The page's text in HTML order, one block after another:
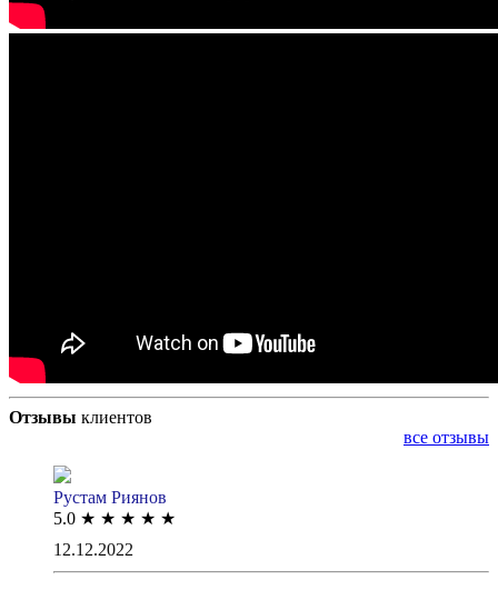
Отзывы клиентов
все отзывы
Рустам Риянов
5.0 ★ ★ ★ ★ ★
12.12.2022